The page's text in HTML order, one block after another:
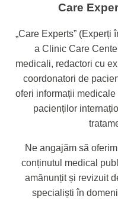
Care
„Care Experts”
a Clinic Care
medicali, redactori cu
coordonatori de
oferi informații
pacienților
Ne angajăm să
conținutul medical
amănunțit și revizuit
specialiști în